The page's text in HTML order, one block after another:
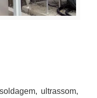
ultrassom,